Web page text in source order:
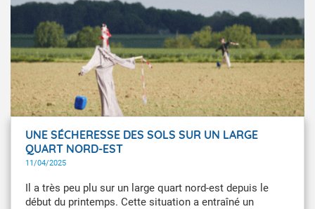
UNE SÉCHERESSE DES SOLS SUR UN LARGE
QUART NORD-EST
11/04/2025
Il a très peu plu sur un large quart nord-est depuis le
début du printemps. Cette situation a entraîné un